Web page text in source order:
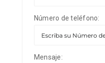
Número de teléfono:
Mensaje: